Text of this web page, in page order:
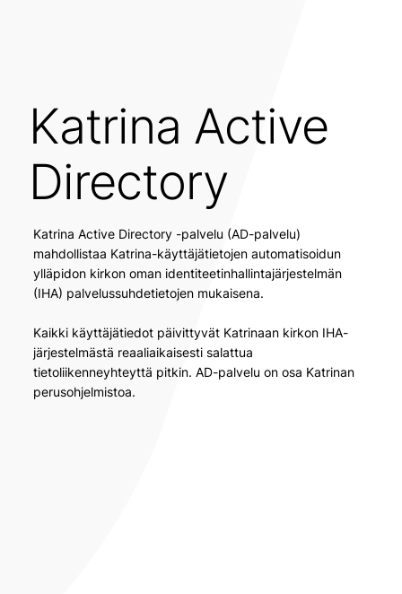
Katrina Active
Directory
Katrina Active Directory -palvelu (AD-palvelu)
mahdollistaa Katrina-käyttäjätietojen automatisoidun
ylläpidon kirkon oman identiteetinhallintajärjestelmän
(IHA) palvelussuhdetietojen mukaisena.
Kaikki käyttäjätiedot päivittyvät Katrinaan kirkon IHA-
järjestelmästä reaaliaikaisesti salattua
tietoliikenneyhteyttä pitkin. AD-palvelu on osa Katrinan
perusohjelmistoa.